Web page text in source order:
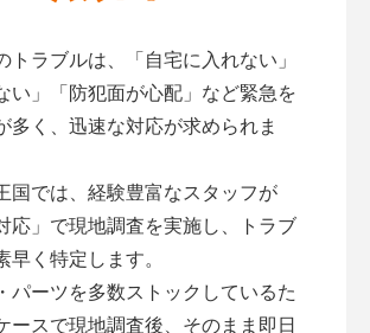
トラブルは、「自宅に入れない」
い」「防犯面が心配」など緊急を
多く、迅速な対応が求められま
国では、経験豊富なスタッフが
応」で現地調査を実施し、トラブ
早く特定します。
パーツを多数ストックしているた
ースで現地調査後、そのまま即日